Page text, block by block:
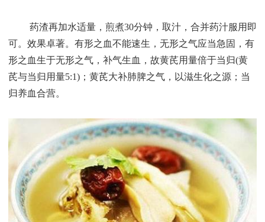
药渣再加水适量，煎煮30分钟，取汁，合并药汁服用即
可。效果卓著。有形之血不能速生，无形之气应当急固，有
形之血生于无形之气，补气生血，故黄芪用量倍于当归(黄
芪与当归用量5:1)；黄芪大补肺脾之气，以滋生化之源；当
归养血合营。